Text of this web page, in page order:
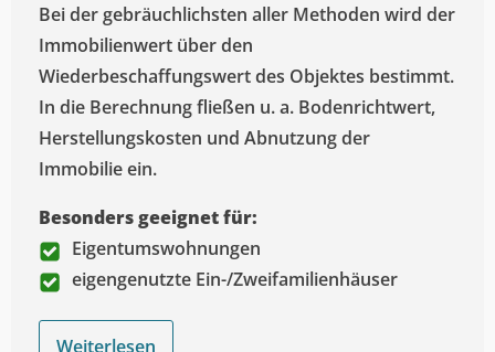
Bei der gebräuchlichsten aller Methoden wird der
Immobilienwert über den
Wiederbeschaffungswert des Objektes bestimmt.
In die Berechnung fließen u. a. Bodenrichtwert,
Herstellungskosten und Abnutzung der
Immobilie ein.
Besonders geeignet für:
Eigentumswohnungen
eigengenutzte Ein-/Zweifamilienhäuser
Weiterlesen